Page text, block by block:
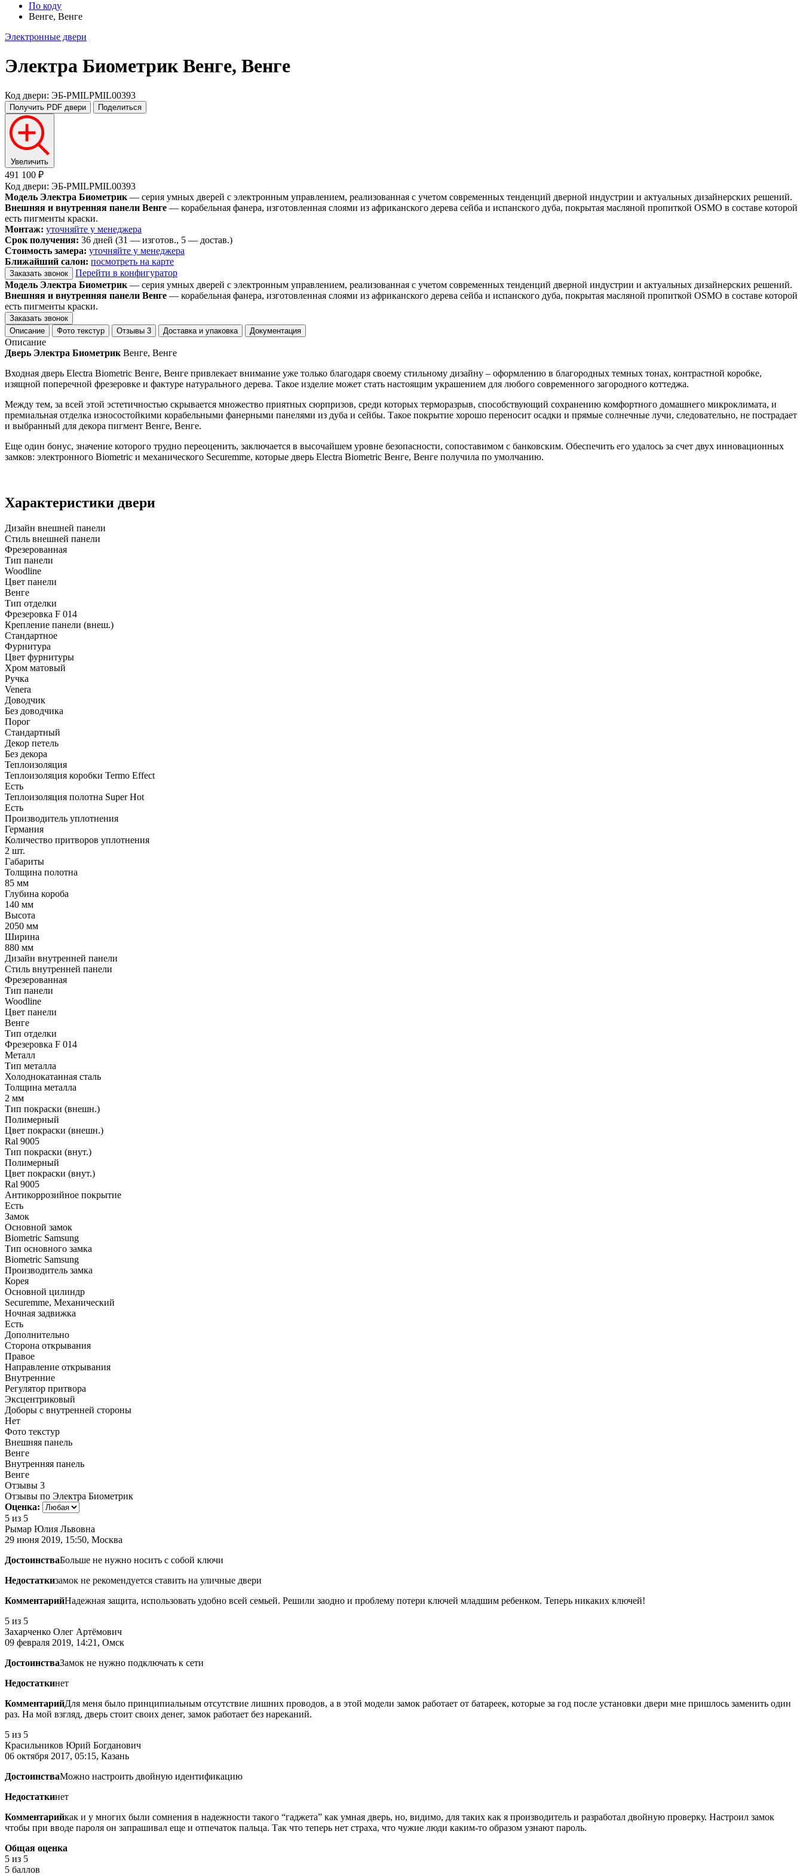
По коду
Венге, Венге
Электронные двери
Электра Биометрик Венге, Венге
Код двери: ЭБ-PMILPMIL00393
Получить PDF двери Поделиться
Увеличить
491 100 ₽
Код двери: ЭБ-PMILPMIL00393
Модель Электра Биометрик — серия умных дверей с электронным управлением, реализованная с учетом современных тенденций дверной индустрии и актуальных дизайнерских решений.
Внешняя и внутренняя панели Венге — корабельная фанера, изготовленная слоями из африканского дерева сейба и испанского дуба, покрытая масляной пропиткой OSMO в составе которой
есть пигменты краски.
Монтаж: уточняйте у менеджера
Срок получения: 36 дней (31 — изготов., 5 — достав.)
Стоимость замера: уточняйте у менеджера
Ближайший салон: посмотреть на карте
Заказать звонок
Перейти в конфигуратор
Модель Электра Биометрик — серия умных дверей с электронным управлением, реализованная с учетом современных тенденций дверной индустрии и актуальных дизайнерских решений.
Внешняя и внутренняя панели Венге — корабельная фанера, изготовленная слоями из африканского дерева сейба и испанского дуба, покрытая масляной пропиткой OSMO в составе которой
есть пигменты краски.
Заказать звонок
Описание
Фото текстур Отзывы 3 Доставка и упаковка Документация
Описание
Дверь Электра Биометрик Венге, Венге
Входная дверь Electra Biometric Венге, Венге привлекает внимание уже только благодаря своему стильному дизайну – оформлению в благородных темных тонах, контрастной коробке,
изящной поперечной фрезеровке и фактуре натурального дерева. Такое изделие может стать настоящим украшением для любого современного загородного коттеджа.
Между тем, за всей этой эстетичностью скрывается множество приятных сюрпризов, среди которых терморазрыв, способствующий сохранению комфортного домашнего микроклимата, и
премиальная отделка износостойкими корабельными фанерными панелями из дуба и сейбы. Такое покрытие хорошо переносит осадки и прямые солнечные лучи, следовательно, не пострадает
и выбранный для декора пигмент Венге, Венге.
Еще один бонус, значение которого трудно переоценить, заключается в высочайшем уровне безопасности, сопоставимом с банковским. Обеспечить его удалось за счет двух инновационных
замков: электронного Biometric и механического Securemme, которые дверь Electra Biometric Венге, Венге получила по умолчанию.
Характеристики двери
Дизайн внешней панели
Стиль внешней панели
Фрезерованная
Тип панели
Woodline
Цвет панели
Венге
Тип отделки
Фрезеровка F 014
Крепление панели (внеш.)
Стандартное
Фурнитура
Цвет фурнитуры
Хром матовый
Ручка
Venera
Доводчик
Без доводчика
Порог
Стандартный
Декор петель
Без декора
Теплоизоляция
Теплоизоляция коробки Termo Effect
Есть
Теплоизоляция полотна Super Нot
Есть
Производитель уплотнения
Германия
Количество притворов уплотнения
2 шт.
Габариты
Толщина полотна
85 мм
Глубина короба
140 мм
Высота
2050 мм
Ширина
880 мм
Дизайн внутренней панели
Стиль внутренней панели
Фрезерованная
Тип панели
Woodline
Цвет панели
Венге
Тип отделки
Фрезеровка F 014
Металл
Тип металла
Холоднокатанная сталь
Толщина металла
2 мм
Тип покраски (внешн.)
Полимерный
Цвет покраски (внешн.)
Ral 9005
Тип покраски (внут.)
Полимерный
Цвет покраски (внут.)
Ral 9005
Антикоррозийное покрытие
Есть
Замок
Основной замок
Biometric Samsung
Тип основного замка
Biometric Samsung
Производитель замка
Корея
Основной цилиндр
Securemme, Механический
Ночная задвижка
Есть
Дополнительно
Сторона открывания
Правое
Направление открывания
Внутренние
Регулятор притвора
Эксцентриковый
Доборы с внутренней стороны
Нет
Фото текстур
Внешняя панель
Венге
Внутренняя панель
Венге
Отзывы 3
Отзывы по Электра Биометрик
Оценка:
5 из 5
Рымар Юлия Львовна
29 июня 2019, 15:50, Москва
ДостоинстваБольше не нужно носить с собой ключи
Недостаткизамок не рекомендуется ставить на уличные двери
КомментарийНадежная защита, использовать удобно всей семьей. Решили заодно и проблему потери ключей младшим ребенком. Теперь никаких ключей!
5 из 5
Захарченко Олег Артёмович
09 февраля 2019, 14:21, Омск
ДостоинстваЗамок не нужно подключать к сети
Недостаткинет
КомментарийДля меня было принципиальным отсутствие лишних проводов, а в этой модели замок работает от батареек, которые за год после установки двери мне пришлось заменить один
раз. На мой взгляд, дверь стоит своих денег, замок работает без нареканий.
5 из 5
Красильников Юрий Богданович
06 октября 2017, 05:15, Казань
ДостоинстваМожно настроить двойную идентификацию
Недостаткинет
Комментарийкак и у многих были сомнения в надежности такого “гаджета” как умная дверь, но, видимо, для таких как я производитель и разработал двойную проверку. Настроил замок
чтобы при вводе пароля он запрашивал еще и отпечаток пальца. Так что теперь нет страха, что чужие люди каким-то образом узнают пароль.
Общая оценка
5 из 5
5 баллов